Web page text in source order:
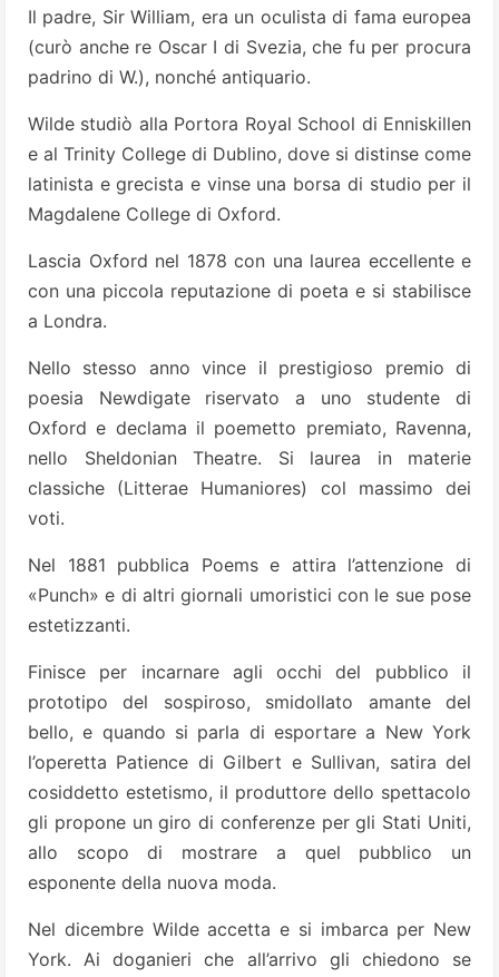
Il padre, Sir William, era un oculista di fama europea
(curò anche re Oscar I di Svezia, che fu per procura
padrino di W.), nonché antiquario.
Wilde studiò alla Portora Royal School di Enniskillen
e al Trinity College di Dublino, dove si distinse come
latinista e grecista e vinse una borsa di studio per il
Magdalene College di Oxford.
Lascia Oxford nel 1878 con una laurea eccellente e
con una piccola reputazione di poeta e si stabilisce
a Londra.
Nello stesso anno vince il prestigioso premio di
poesia Newdigate riservato a uno studente di
Oxford e declama il poemetto premiato, Ravenna,
nello Sheldonian Theatre. Si laurea in materie
classiche (Litterae Humaniores) col massimo dei
voti.
Nel 1881 pubblica Poems e attira l’attenzione di
«Punch» e di altri giornali umoristici con le sue pose
estetizzanti.
Finisce per incarnare agli occhi del pubblico il
prototipo del sospiroso, smidollato amante del
bello, e quando si parla di esportare a New York
l’operetta Patience di Gilbert e Sullivan, satira del
cosiddetto estetismo, il produttore dello spettacolo
gli propone un giro di conferenze per gli Stati Uniti,
allo scopo di mostrare a quel pubblico un
esponente della nuova moda.
Nel dicembre Wilde accetta e si imbarca per New
York. Ai doganieri che all’arrivo gli chiedono se